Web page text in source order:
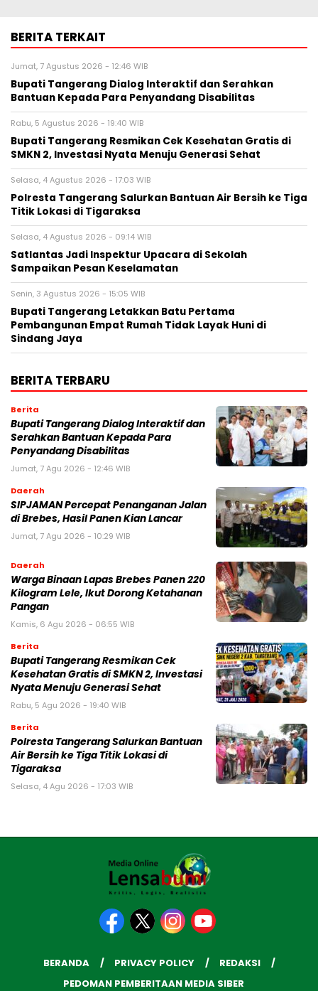
BERITA TERKAIT
Jumat, 7 Agustus 2026 - 12:46 WIB
Bupati Tangerang Dialog Interaktif dan Serahkan
Bantuan Kepada Para Penyandang Disabilitas
Rabu, 5 Agustus 2026 - 19:40 WIB
‎Bupati Tangerang Resmikan Cek Kesehatan Gratis di
SMKN 2, Investasi Nyata Menuju Generasi Sehat
Selasa, 4 Agustus 2026 - 17:03 WIB
Polresta Tangerang Salurkan Bantuan Air Bersih ke Tiga
Titik Lokasi di Tigaraksa
Selasa, 4 Agustus 2026 - 09:14 WIB
Satlantas Jadi Inspektur Upacara di Sekolah
Sampaikan Pesan Keselamatan
Senin, 3 Agustus 2026 - 15:05 WIB
Bupati Tangerang Letakkan Batu Pertama
Pembangunan Empat Rumah Tidak Layak Huni di
Sindang Jaya
BERITA TERBARU
Berita
Bupati Tangerang Dialog Interaktif dan
Serahkan Bantuan Kepada Para
Penyandang Disabilitas
Jumat, 7 Agu 2026 - 12:46 WIB
Daerah
SIPJAMAN Percepat Penanganan Jalan
di Brebes, Hasil Panen Kian Lancar
Jumat, 7 Agu 2026 - 10:29 WIB
Daerah
Warga Binaan Lapas Brebes Panen 220
Kilogram Lele, Ikut Dorong Ketahanan
Pangan
Kamis, 6 Agu 2026 - 06:55 WIB
Berita
‎Bupati Tangerang Resmikan Cek
Kesehatan Gratis di SMKN 2, Investasi
Nyata Menuju Generasi Sehat
Rabu, 5 Agu 2026 - 19:40 WIB
Berita
Polresta Tangerang Salurkan Bantuan
Air Bersih ke Tiga Titik Lokasi di
Tigaraksa
Selasa, 4 Agu 2026 - 17:03 WIB
BERANDA PRIVACY POLICY
REDAKSI
PEDOMAN PEMBERITAAN MEDIA SIBER